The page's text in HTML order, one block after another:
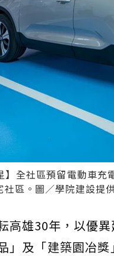
】全社區預留電動車
社區。圖／學院建設提
高雄30年，以優
」及「建築園冶